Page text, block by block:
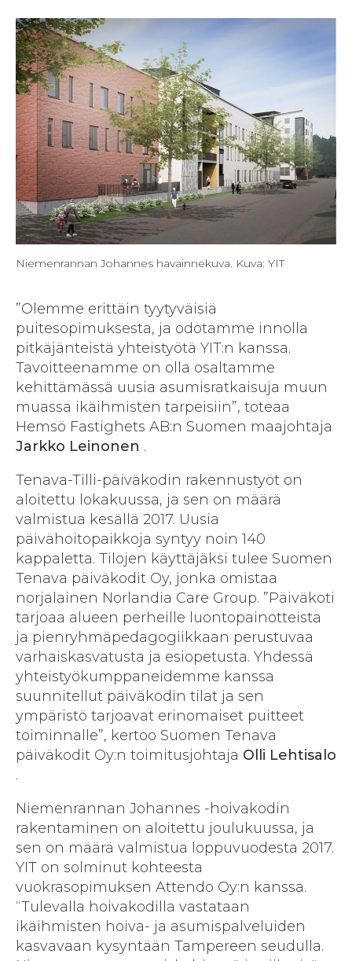
Niemenrannan Johannes havainnekuva. Kuva: YIT
”Olemme erittäin tyytyväisiä
puitesopimuksesta, ja odotamme innolla
pitkäjänteistä yhteistyötä YIT:n kanssa.
Tavoitteenamme on olla osaltamme
kehittämässä uusia asumisratkaisuja muun
muassa ikäihmisten tarpeisiin”, toteaa
Hemsö Fastighets AB:n Suomen maajohtaja
Jarkko Leinonen .
Tenava-Tilli-päiväkodin rakennustyöt on
aloitettu lokakuussa, ja sen on määrä
valmistua kesällä 2017. Uusia
päivähoitopaikkoja syntyy noin 140
kappaletta. Tilojen käyttäjäksi tulee Suomen
Tenava päiväkodit Oy, jonka omistaa
norjalainen Norlandia Care Group. ”Päiväkoti
tarjoaa alueen perheille luontopainotteista
ja pienryhmäpedagogiikkaan perustuvaa
varhaiskasvatusta ja esiopetusta. Yhdessä
yhteistyökumppaneidemme kanssa
suunnitellut päiväkodin tilat ja sen
ympäristö tarjoavat erinomaiset puitteet
toiminnalle”, kertoo Suomen Tenava
päiväkodit Oy:n toimitusjohtaja Olli Lehtisalo
.
Niemenrannan Johannes -hoivakodin
rakentaminen on aloitettu joulukuussa, ja
sen on määrä valmistua loppuvuodesta 2017.
YIT on solminut kohteesta
vuokrasopimuksen Attendo Oy:n kanssa.
“Tulevalla hoivakodilla vastataan
ikäihmisten hoiva- ja asumispalveluiden
kasvavaan kysyntään Tampereen seudulla.